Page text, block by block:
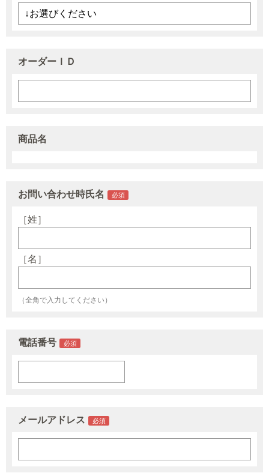
オーダーＩＤ
商品名
お問い合わせ時氏名
［姓］
［名］
（全角で入力してください）
電話番号
メールアドレス